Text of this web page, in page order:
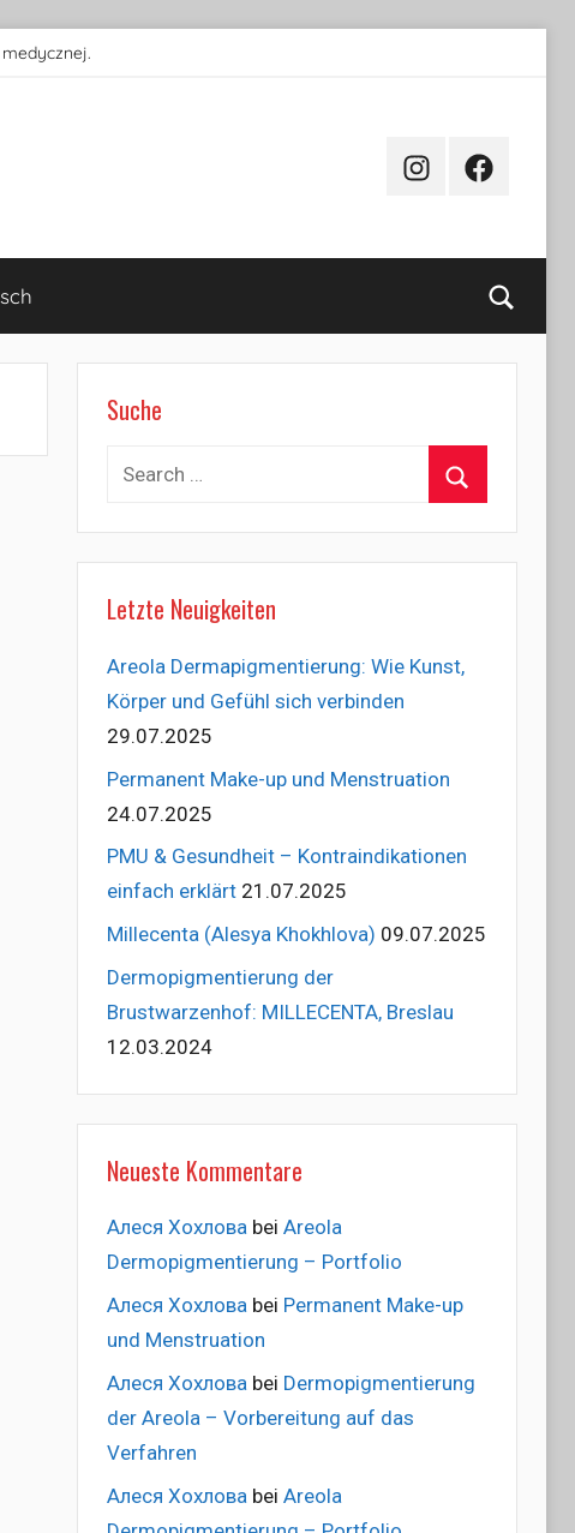
InstagramFacebook
Suche
Search
Letzte Neuigkeiten
Areola Dermapigmentierung: Wie Kunst,
Körper und Gefühl sich verbinden
29.07.2025
Permanent Make-up und Menstruation
24.07.2025
PMU & Gesundheit – Kontraindikationen
einfach erklärt 21.07.2025
Millecenta (Alesya Khokhlova) 09.07.2025
Dermopigmentierung der
Brustwarzenhof: MILLECENTA, Breslau
12.03.2024
Neueste Kommentare
Алеся Хохловаbei Areola
Dermopigmentierung – Portfolio
Алеся Хохловаbei Permanent Make-up
und Menstruation
Алеся Хохлова bei Dermopigmentierung
der Areola – Vorbereitung auf das
Verfahren
Алеся Хохлова bei Areola